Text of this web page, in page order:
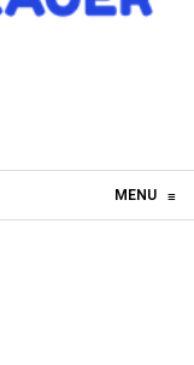
MENU ≡